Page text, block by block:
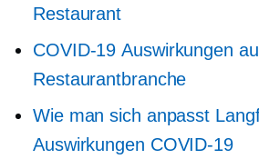
Restaurant
COVID-19 Auswirkungen
Restaurantbranche
Wie man sich anpasst
Auswirkungen COVID-19